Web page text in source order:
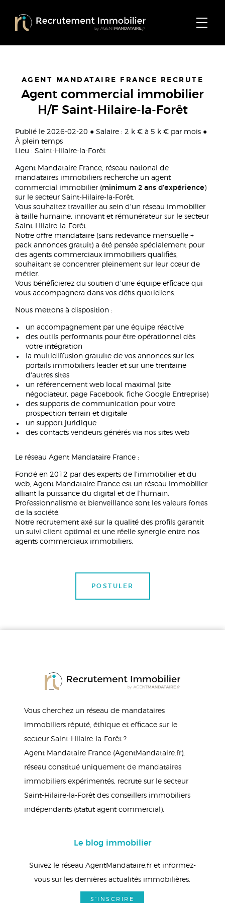
AGENT MANDATAIRE FRANCE RECRUTE
Agent commercial immobilier
H/F Saint-Hilaire-la-Forêt
Publié le 2026-02-20 ● Salaire : 2 k € à 5 k € par mois ●
À plein temps
Lieu : Saint-Hilaire-la-Forêt
Agent Mandataire France, réseau national de
mandataires immobiliers recherche un agent
commercial immobilier (minimum 2 ans d'expérience )
sur le secteur Saint-Hilaire-la-Forêt.
Vous souhaitez travailler au sein d'un réseau immobilier
à taille humaine, innovant et rémunérateur sur le secteur
Saint-Hilaire-la-Forêt.
Notre offre mandataire (sans redevance mensuelle +
pack annonces gratuit) a été pensée spécialement pour
des agents commerciaux immobiliers qualifiés,
souhaitant se concentrer pleinement sur leur cœur de
métier.
Vous bénéficierez du soutien d'une équipe efficace qui
vous accompagnera dans vos défis quotidiens.
Nous mettons à disposition :
un accompagnement par une équipe réactive
des outils performants pour être opérationnel dès
votre intégration
la multidiffusion gratuite de vos annonces sur les
portails immobiliers leader et sur une trentaine
d'autres sites
un référencement web local maximal (site
négociateur, page Facebook, fiche Google Entreprise)
des supports de communication pour votre
prospection terrain et digitale
un support juridique
des contacts vendeurs générés via nos sites web
Le réseau Agent Mandataire France :
Fondé en 2012 par des experts de l'immobilier et du
web, Agent Mandataire France est un réseau immobilier
alliant la puissance du digital et de l'humain.
Professionnalisme et bienveillance sont les valeurs fortes
de la société.
Notre recrutement axé sur la qualité des profils garantit
un suivi client optimal et une réelle synergie entre nos
agents commerciaux immobiliers.
POSTULER
Vous cherchez un réseau de mandataires
immobiliers réputé, éthique et efficace sur le
secteur Saint-Hilaire-la-Forêt ?
Agent Mandataire France (AgentMandataire.fr),
réseau constitué uniquement de mandataires
immobiliers expérimentés, recrute sur le secteur
Saint-Hilaire-la-Forêt des conseillers immobiliers
indépendants (statut agent commercial).
Le blog immobilier
Suivez le réseau AgentMandataire.fr et informez-
vous sur les dernières actualités immobilières.
S'INSCRIRE